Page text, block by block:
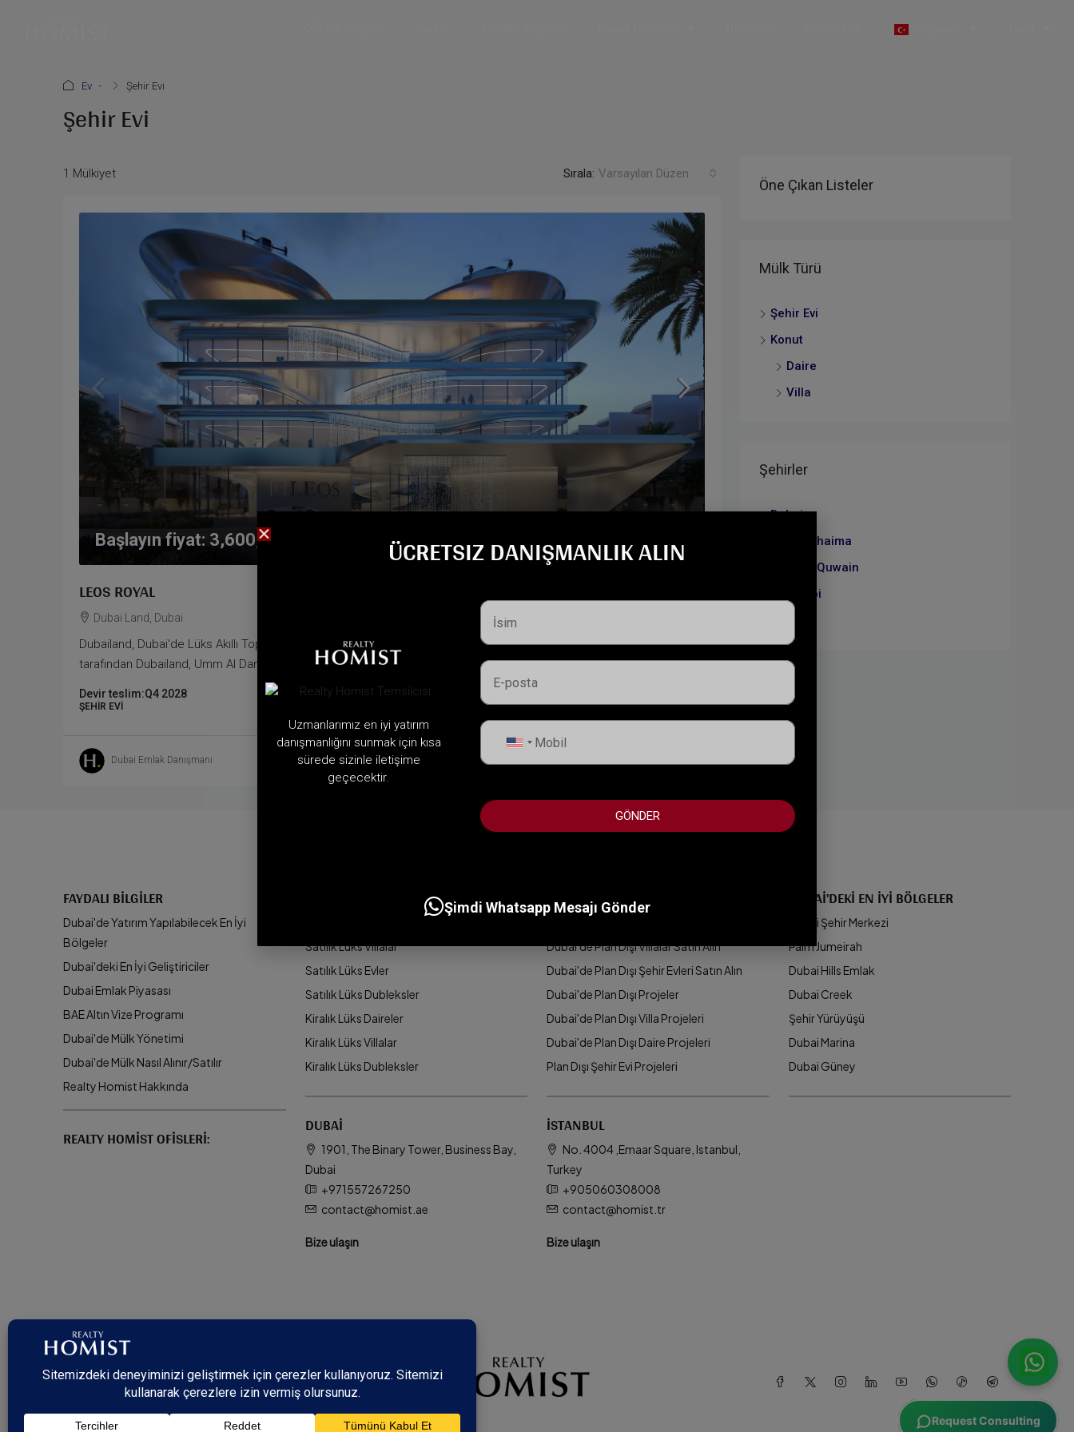
Ev Şehir Evi
Şehir Evi
1 Mülkiyet Sırala: Varsayılan Düzen
Başlayın fiyat: 3,600,000AED
LEOS ROYAL
Dubai Land, Dubai
Dubailand, Dubai'de Lüks Akıllı Topluluk Greenwood Royal olarak da bilinen LEOS Royal, LEOS Developments
tarafından Dubailand, Umm Al Daman'da stratejik olarak konumlandırılmış yeni nesil bir lüks...
Devir teslim:Q4 2028
ŞEHIR EVI Detaylar
Dubai Emlak Danışmanı
Öne Çıkan Listeler
Mülk Türü
Şehir Evi
Konut
Daire
Villa
Şehirler
Dubai
Ras Al Khaima
Umm Al Quwain
Abu Dabi
FAYDALI BILGILER
Dubai'de Yatırım Yapılabilecek En İyi
Bölgeler
Dubai'deki En İyi Geliştiriciler
Dubai Emlak Piyasası
BAE Altın Vize Programı
Dubai'de Mülk Yönetimi
Dubai'de Mülk Nasıl Alınır/Satılır
Realty Homist Hakkında
REALTY HOMIST OFISLERI:
Satılık Lüks Villalar
Satılık Lüks Evler
Satılık Lüks Dubleksler
Kiralık Lüks Daireler
Kiralık Lüks Villalar
Kiralık Lüks Dubleksler
DUBAI
1901, The Binary Tower, Business Bay,
Dubai
+971557267250
contact@homist.ae
Bize ulaşın
PLAN DIŞI PROJELER
Dubai'de Plan Dışı Villalar Satın Alın
Dubai'de Plan Dışı Şehir Evleri Satın Alın
Dubai'de Plan Dışı Projeler
Dubai'de Plan Dışı Villa Projeleri
Dubai'de Plan Dışı Daire Projeleri
Plan Dışı Şehir Evi Projeleri
İSTANBUL
No. 4004 ,Emaar Square, Istanbul,
Turkey
+905060308008
contact@homist.tr
Bize ulaşın
DUBAI'DEKI EN İYI BÖLGELER
Dubai Şehir Merkezi
Palm Jumeirah
Dubai Hills Emlak
Dubai Creek
Şehir Yürüyüşü
Dubai Marina
Dubai Güney
© Realty Homist - All rights reserved. 2026
Request Consulting
ÜCRETSIZ DANIŞMANLIK ALIN
Uzmanlarımız en iyi yatırım
danışmanlığını sunmak için kısa
sürede sizinle iletişime
geçecektir.
United
States
GÖNDER
Şimdi Whatsapp Mesajı Gönder